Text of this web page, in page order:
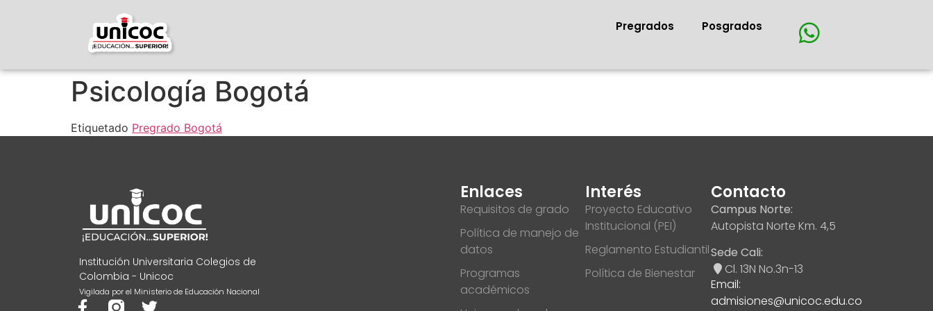
Pregrados Posgrados
Psicología Bogotá
Etiquetado Pregrado Bogotá
Institución Universitaria Colegios de
Colombia - Unicoc
Vigilada por el Ministerio de Educación Nacional
Enlaces
Requisitos de grado
Política de manejo de
datos
Programas
académicos
Interés
Proyecto Educativo
Institucional (PEI)
Reglamento Estudiantil
Política de Bienestar
Contacto
Campus Norte:
Autopista Norte Km. 4,5
Sede Cali:
Cl. 13N No.3n-13
Email:
admisiones@unicoc.edu.co